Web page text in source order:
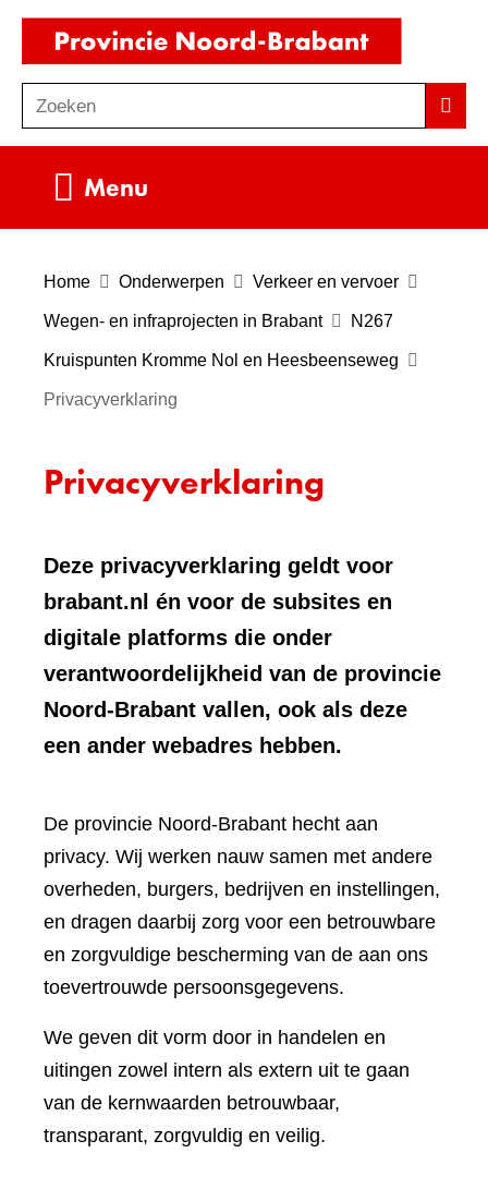
Ga
de
inhoud
o
e
Zoeken
Menu
Home Onderwerpen Verkeer en vervoer
Wegen- en infraprojecten in Brabant N267
Kruispunten Kromme Nol en Heesbeenseweg
Privacyverklaring
Privacyverklaring
Deze privacyverklaring geldt voor
brabant.nl én voor de subsites en
digitale platforms die onder
verantwoordelijkheid van de provincie
Noord-Brabant vallen, ook als deze
een ander webadres hebben.
De provincie Noord-Brabant hecht aan
privacy. Wij werken nauw samen met andere
overheden, burgers, bedrijven en instellingen,
en dragen daarbij zorg voor een betrouwbare
en zorgvuldige bescherming van de aan ons
toevertrouwde persoonsgegevens.
We geven dit vorm door in handelen en
uitingen zowel intern als extern uit te gaan
van de kernwaarden betrouwbaar,
transparant, zorgvuldig en veilig.